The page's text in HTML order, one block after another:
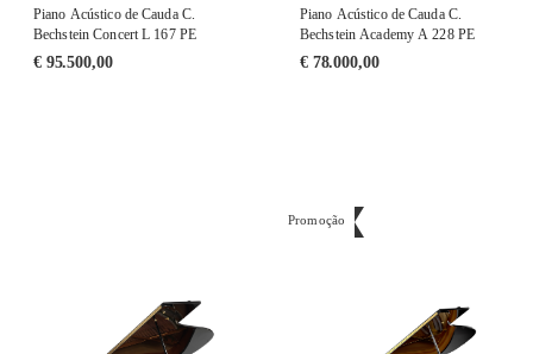
Piano Acústico de Cauda C.
Bechstein Concert L 167 PE
€95.500,00
Piano Acústico de Cauda C.
Bechstein Academy A 228 PE
€78.000,00
Promoção